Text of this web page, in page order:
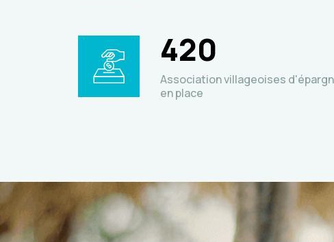
420
Association villageoises
en place